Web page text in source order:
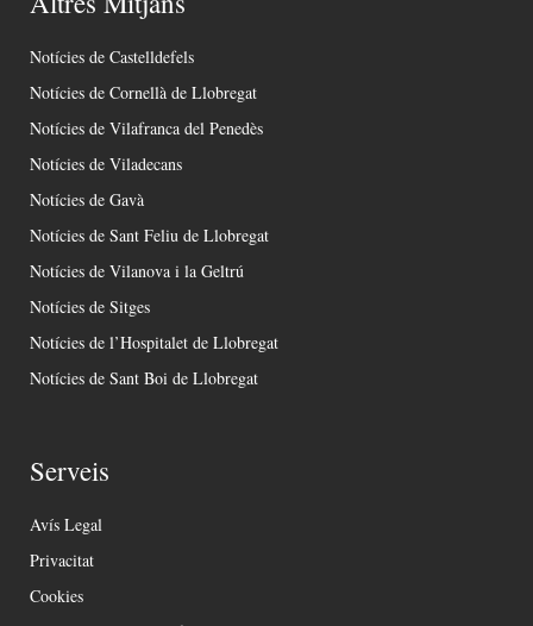
Notícies de Castelldefels
Notícies de Cornellà de Llobregat
Notícies de Vilafranca del Penedès
Notícies de Viladecans
Notícies de Gavà
Notícies de Sant Feliu de Llobregat
Notícies de Vilanova i la Geltrú
Notícies de Sitges
Notícies de l’Hospitalet de Llobregat
Notícies de Sant Boi de Llobregat
Serveis
Avís Legal
Privacitat
Cookies